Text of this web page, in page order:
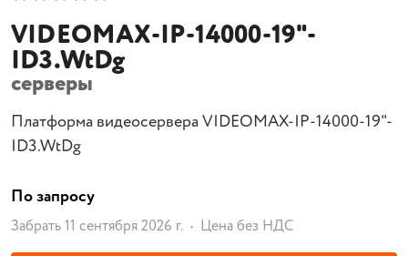
VIDEOMAX-IP-14000-19"-
ID3.WtDg
серверы
Платформа видеосервера VIDEOMAX-IP-14000-19"-
ID3.WtDg
По запросу
Забрать 11 сентября 2026 г. Цена без НДС